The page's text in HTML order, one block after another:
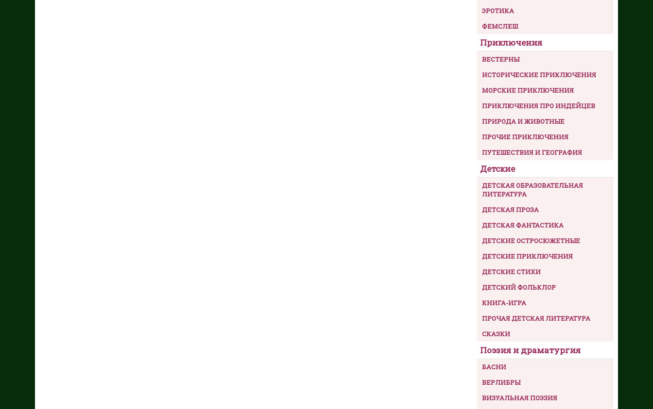
ЭРОТИКА
ФЕМСЛЕШ
Приключения
ВЕСТЕРНЫ
ИСТОРИЧЕСКИЕ ПРИКЛЮЧЕНИЯ
МОРСКИЕ ПРИКЛЮЧЕНИЯ
ПРИКЛЮЧЕНИЯ ПРО ИНДЕЙЦЕВ
ПРИРОДА И ЖИВОТНЫЕ
ПРОЧИЕ ПРИКЛЮЧЕНИЯ
ПУТЕШЕСТВИЯ И ГЕОГРАФИЯ
Детские
ДЕТСКАЯ ОБРАЗОВАТЕЛЬНАЯ
ЛИТЕРАТУРА
ДЕТСКАЯ ПРОЗА
ДЕТСКАЯ ФАНТАСТИКА
ДЕТСКИЕ ОСТРОСЮЖЕТНЫЕ
ДЕТСКИЕ ПРИКЛЮЧЕНИЯ
ДЕТСКИЕ СТИХИ
ДЕТСКИЙ ФОЛЬКЛОР
КНИГА-ИГРА
ПРОЧАЯ ДЕТСКАЯ ЛИТЕРАТУРА
СКАЗКИ
Поэзия и драматургия
БАСНИ
ВЕРЛИБРЫ
ВИЗУАЛЬНАЯ ПОЭЗИЯ